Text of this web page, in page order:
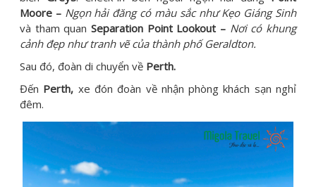
Moore – Ngọn hải đăng có màu sắc như Kẹo Giáng Sinh
và tham quan Separation Point Lookout – Nơi có khung
cảnh đẹp như tranh vẽ của thành phố Geraldton.
Sau đó, đoàn di chuyển về Perth.
Đến Perth, xe đón đoàn về nhận phòng khách sạn nghỉ
đêm.